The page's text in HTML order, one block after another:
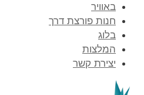
באוויר
חנות פורצת דרך
בלוג
המלצות
יצירת קשר